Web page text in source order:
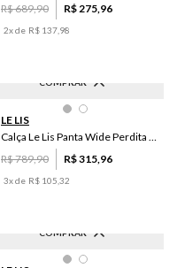
R$689,90 R$ 275 96
2x de R$ 137 98
COMPRAR
44
34
48 38 42
LE LIS
Calça Le Lis Panta Wide Perdita Jeans Feminina
R$789,90 R$315 96
3x de R$ 105 32
COMPRAR